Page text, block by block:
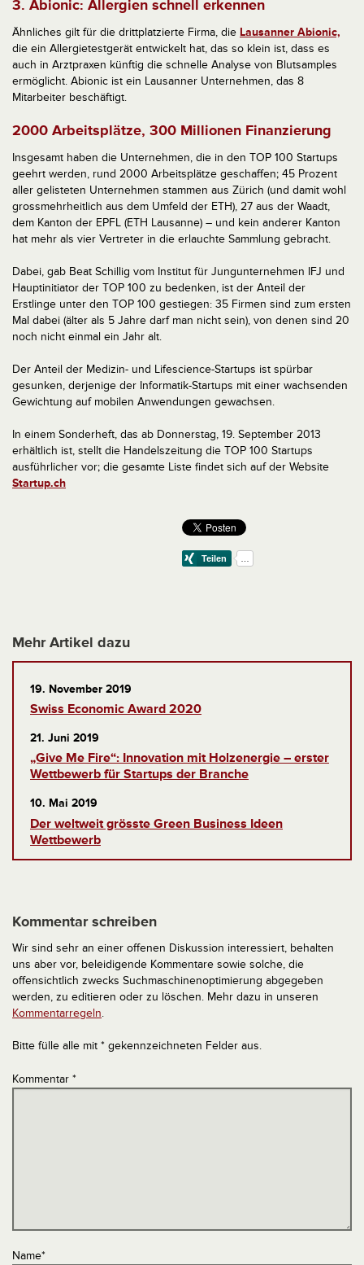
3. Abionic: Allergien schnell erkennen
Ähnliches gilt für die drittplatzierte Firma, die Lausanner Abionic,
die ein Allergietestgerät entwickelt hat, das so klein ist, dass es
auch in Arztpraxen künftig die schnelle Analyse von Blutsamples
ermöglicht. Abionic ist ein Lausanner Unternehmen, das 8
Mitarbeiter beschäftigt.
2000 Arbeitsplätze, 300 Millionen Finanzierung
Insgesamt haben die Unternehmen, die in den TOP 100 Startups
geehrt werden, rund 2000 Arbeitsplätze geschaffen; 45 Prozent
aller gelisteten Unternehmen stammen aus Zürich (und damit wohl
grossmehrheitlich aus dem Umfeld der ETH), 27 aus der Waadt,
dem Kanton der EPFL (ETH Lausanne) – und kein anderer Kanton
hat mehr als vier Vertreter in die erlauchte Sammlung gebracht.
Dabei, gab Beat Schillig vom Institut für Jungunternehmen IFJ und
Hauptinitiator der TOP 100 zu bedenken, ist der Anteil der
Erstlinge unter den TOP 100 gestiegen: 35 Firmen sind zum ersten
Mal dabei (älter als 5 Jahre darf man nicht sein), von denen sind 20
noch nicht einmal ein Jahr alt.
Der Anteil der Medizin- und Lifescience-Startups ist spürbar
gesunken, derjenige der Informatik-Startups mit einer wachsenden
Gewichtung auf mobilen Anwendungen gewachsen.
In einem Sonderheft, das ab Donnerstag, 19. September 2013
erhältlich ist, stellt die Handelszeitung die TOP 100 Startups
ausführlicher vor; die gesamte Liste findet sich auf der Website
Startup.ch
Mehr Artikel dazu
19. November 2019
Swiss Economic Award 2020
21. Juni 2019
„Give Me Fire“: Innovation mit Holzenergie – erster
Wettbewerb für Startups der Branche
10. Mai 2019
Der weltweit grösste Green Business Ideen
Wettbewerb
Kommentar schreiben
Wir sind sehr an einer offenen Diskussion interessiert, behalten
uns aber vor, beleidigende Kommentare sowie solche, die
offensichtlich zwecks Suchmaschinenoptimierung abgegeben
werden, zu editieren oder zu löschen. Mehr dazu in unseren
Kommentarregeln.
Bitte fülle alle mit * gekennzeichneten Felder aus.
Kommentar *
Name*